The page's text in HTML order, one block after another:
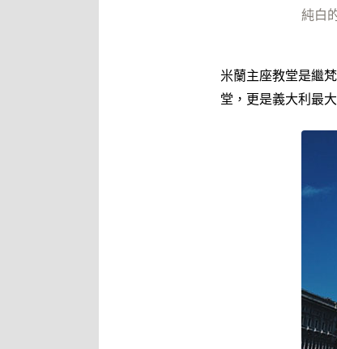
純白
米蘭主座教堂是繼
堂，更是義大利最